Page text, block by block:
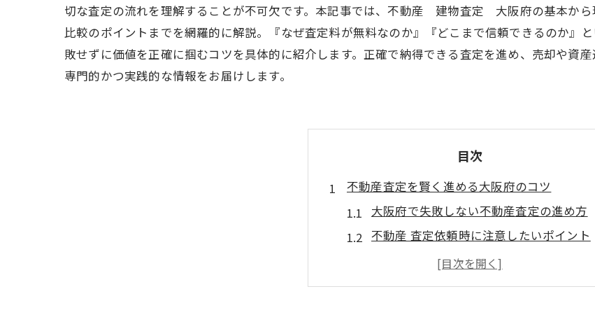
切な査定の流れを理解することが不可欠です。本記事では、不動産 建物査定 大阪府の基本か
比較のポイントまでを網羅的に解説。『なぜ査定料が無料なのか』『どこまで信頼できるのか』
敗せずに価値を正確に掴むコツを具体的に紹介します。正確で納得できる査定を進め、売却や資
専門的かつ実践的な情報をお届けします。
目次
不動産査定を賢く進める大阪府のコツ
大阪府で失敗しない不動産査定の進め方
不動産 査定依頼時に注意したいポイント
建物査定を比較して最適な選択をする方法
不動産一括査定で賢く相場を把握しよう